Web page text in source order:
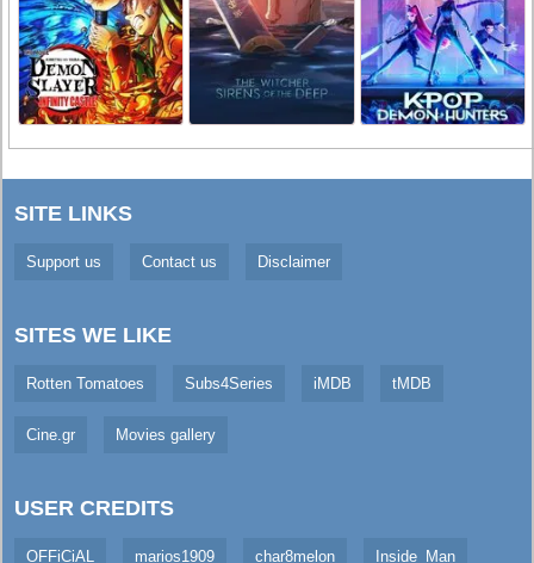
SITE LINKS
Support us Contact us Disclaimer
SITES WE LIKE
Rotten Tomatoes Subs4Series iMDB tMDB
Cine.gr Movies gallery
USER CREDITS
OFFiCiAL marios1909 char8melon Inside_Man